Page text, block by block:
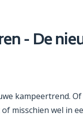
- De
kampeertrend.
misschien wel in